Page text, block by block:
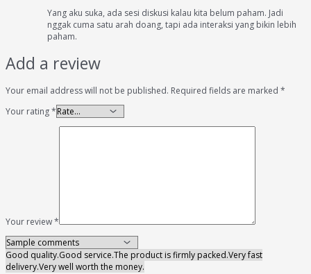
Yang aku suka, ada sesi diskusi kalau kita belum paham. Jadi
nggak cuma satu arah doang, tapi ada interaksi yang bikin lebih
paham.
Add a review
Your email address will not be published. Required fields are marked *
Your rating*
Your review*
Good quality.Good service.The product is firmly packed.Very fast
delivery.Very well worth the money.